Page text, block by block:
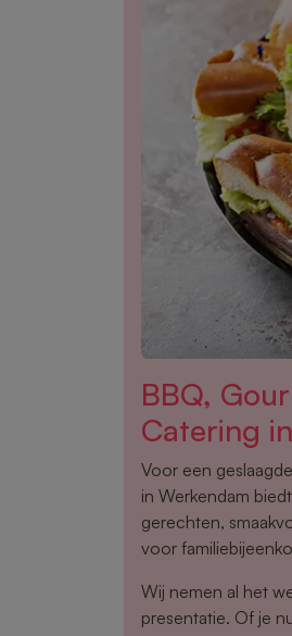
BBQ,
Catering
Voor een
in Werkendam
gerechten,
voor
Wij nemen al het
presentatie. Of je